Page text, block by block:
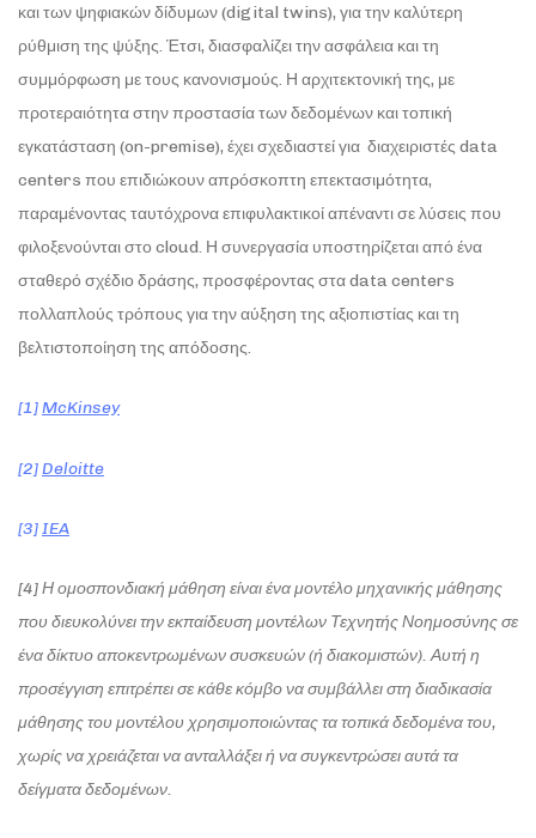
και των ψηφιακών δίδυμων (digital twins), για την καλύτερη
ρύθμιση της ψύξης. Έτσι, διασφαλίζει την ασφάλεια και τη
συμμόρφωση με τους κανονισμούς. Η αρχιτεκτονική της, με
προτεραιότητα στην προστασία των δεδομένων και τοπική
εγκατάσταση (on-premise), έχει σχεδιαστεί για διαχειριστές data
centers που επιδιώκουν απρόσκοπτη επεκτασιμότητα,
παραμένοντας ταυτόχρονα επιφυλακτικοί απέναντι σε λύσεις που
φιλοξενούνται στο cloud. Η συνεργασία υποστηρίζεται από ένα
σταθερό σχέδιο δράσης, προσφέροντας στα data centers
πολλαπλούς τρόπους για την αύξηση της αξιοπιστίας και τη
βελτιστοποίηση της απόδοσης.
[1]McKinsey
[2]Deloitte
[3]IEA
[4] Η ομοσπονδιακή μάθηση είναι ένα μοντέλο μηχανικής μάθησης
που διευκολύνει την εκπαίδευση μοντέλων Τεχνητής Νοημοσύνης σε
ένα δίκτυο αποκεντρωμένων συσκευών (ή διακομιστών). Αυτή η
προσέγγιση επιτρέπει σε κάθε κόμβο να συμβάλλει στη διαδικασία
μάθησης του μοντέλου χρησιμοποιώντας τα τοπικά δεδομένα του,
χωρίς να χρειάζεται να ανταλλάξει ή να συγκεντρώσει αυτά τα
δείγματα δεδομένων.